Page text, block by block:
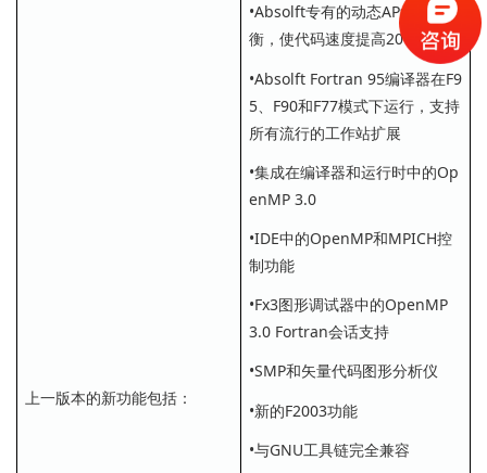
上一版本的新功能包括：
•Absolft专有的动态AP负载平
衡，使代码速度提高20%
•Absolft Fortran 95编译器在F9
5、F90和F77模式下运行，支持
所有流行的工作站扩展
•集成在编译器和运行时中的Op
enMP 3.0
•IDE中的OpenMP和MPICH控
制功能
•Fx3图形调试器中的OpenMP
3.0 Fortran会话支持
•SMP和矢量代码图形分析仪
•新的F2003功能
•与GNU工具链完全兼容